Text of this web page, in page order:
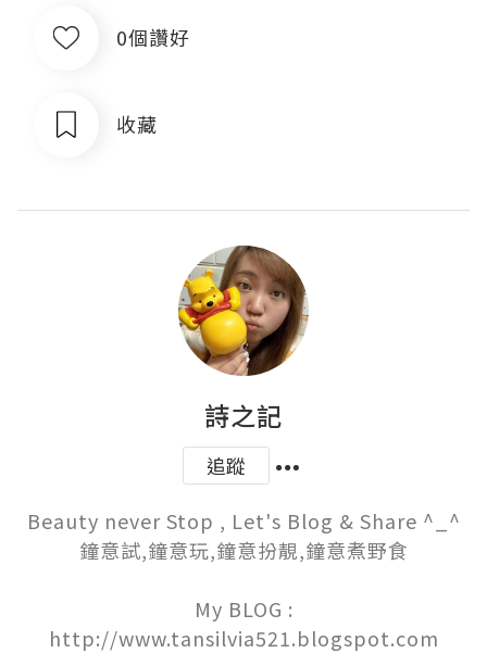
0個讚好
收藏
詩之記
追蹤
Beauty never Stop , Let's Blog & Share ^_^
鐘意試,鐘意玩,鐘意扮靚,鐘意煮野食
My BLOG :
http://www.tansilvia521.blogspot.com